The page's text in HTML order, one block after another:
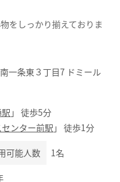
をしっかり揃えておりま
一条東３丁目7 ドミール
」 徒歩5分
センター前駅 」 徒歩1分
可能人数 1名